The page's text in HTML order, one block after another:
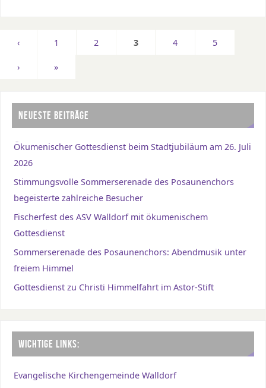
‹ 1 2 3 4 5
› »
NEUESTE BEITRÄGE
Ökumenischer Gottesdienst beim Stadtjubiläum am 26. Juli
2026
Stimmungsvolle Sommerserenade des Posaunenchors
begeisterte zahlreiche Besucher
Fischerfest des ASV Walldorf mit ökumenischem
Gottesdienst
Sommerserenade des Posaunenchors: Abendmusik unter
freiem Himmel
Gottesdienst zu Christi Himmelfahrt im Astor-Stift
WICHTIGE LINKS:
Evangelische Kirchengemeinde Walldorf